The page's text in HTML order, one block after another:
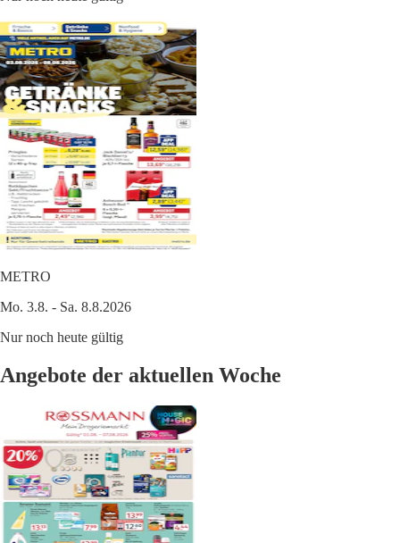
METRO
Mo. 3.8. - Sa. 8.8.2026
Nur noch heute gültig
Angebote der aktuellen Woche